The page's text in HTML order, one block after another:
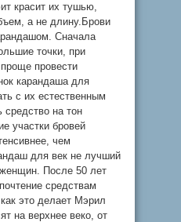
красит их тушью,
а не длину.Брови
Сначала
точки, при
провести
карандаша для
с их естественным
на тон
участки бровей
чем
для век не лучший
После 50 лет
средствам
это делает Мэрил
на верхнее веко, от